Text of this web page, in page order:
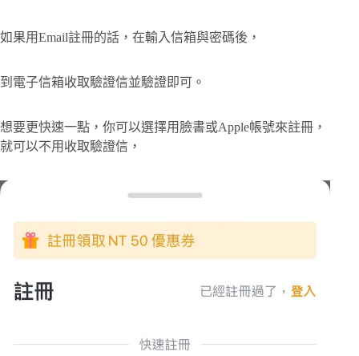
如果用Email註冊的話，在輸入信箱與密碼後，
到電子信箱收取驗證信並驗證即可。
想要更快速一點，你可以選擇用臉書或Apple帳號來註冊，
就可以不用收取驗證信，